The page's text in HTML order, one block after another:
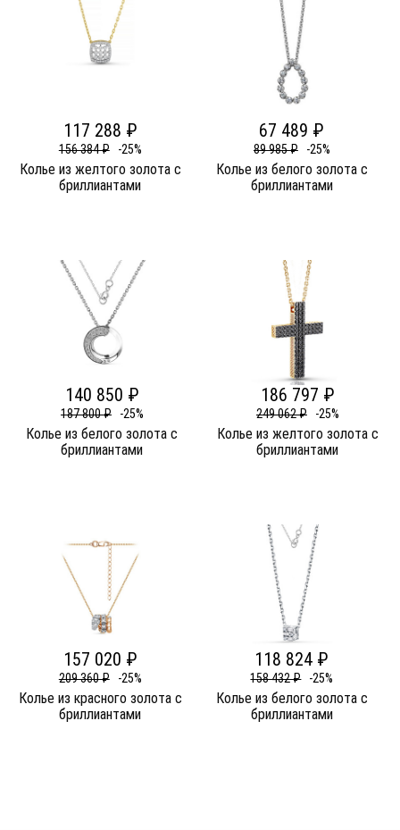
117 288 ₽
156 384 ₽ -25%
Колье из желтого золота c
бриллиантами
67 489 ₽
89 985 ₽ -25%
Колье из белого золота c
бриллиантами
140 850 ₽
187 800 ₽ -25%
Колье из белого золота c
бриллиантами
186 797 ₽
249 062 ₽ -25%
Колье из желтого золота c
бриллиантами
157 020 ₽
209 360 ₽ -25%
Колье из красного золота c
бриллиантами
118 824 ₽
158 432 ₽ -25%
Колье из белого золота c
бриллиантами